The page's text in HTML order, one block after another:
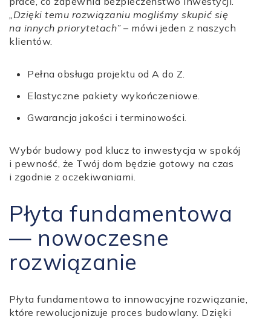
„Dzięki temu rozwiązaniu mogliśmy skupić się
na innych priorytetach”– mówi jeden z naszych
klientów.
Pełna obsługa projektu od A do Z.
Elastyczne pakiety wykończeniowe.
Gwarancja jakości i terminowości.
Wybór budowy pod klucz to inwestycja w spokój
i pewność, że Twój dom będzie gotowy na czas
i zgodnie z oczekiwaniami.
Płyta fundamentowa
— nowoczesne
rozwiązanie
Płyta fundamentowa to innowacyjne rozwiązanie,
które rewolucjonizuje proces budowlany. Dzięki